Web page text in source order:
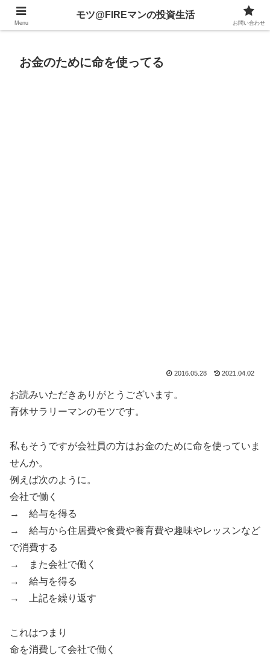
不動産、投資信託、暗号資産、株式、等々への投資について
お金のために命を使ってる
2016.05.28 2021.04.02
お読みいただきありがとうございます。
育休サラリーマンのモツです。
私もそうですが会社員の方はお金のために命を使っていま
せんか。
例えば次のように。
会社で働く
→ 給与を得る
→ 給与から住居費や食費や養育費や趣味やレッスンなど
で消費する
→ また会社で働く
→ 給与を得る
→ 上記を繰り返す
これはつまり
命を消費して会社で働く
Menu
モツ@FIREマンの投資生活
お問い合わせ